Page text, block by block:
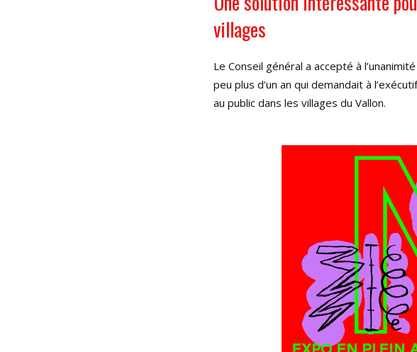
villages
Le Conseil général a accepté à
peu plus d’un an qui demandait à
au public dans les villages du Vallon.